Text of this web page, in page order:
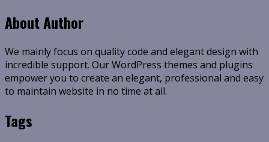
About Author
We mainly focus on quality code and elegant design with
incredible support. Our WordPress themes and plugins
empower you to create an elegant, professional and easy
to maintain website in no time at all.
Tags